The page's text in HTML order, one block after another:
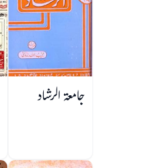
جامعۃ الرشاد